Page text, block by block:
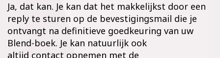
Ja, dat kan. Je kan dat het makkelijkst door een
reply te sturen op de bevestigingsmail die je
ontvangt na definitieve goedkeuring van uw
Blend-boek. Je kan natuurlijk ook
altijd contact opnemen met de